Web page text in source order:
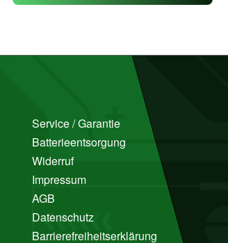
Service / Garantie
Batterieentsorgung
Widerruf
Impressum
AGB
Datenschutz
Barrierefreiheitserklärung